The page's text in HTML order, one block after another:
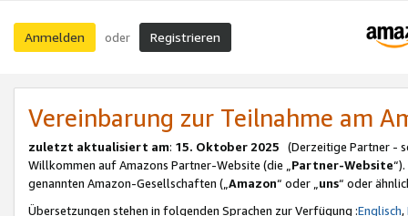
Anmelden oder Registrieren
Vereinbarung zur Teilnahme am
zuletzt aktualisiert am: 15. Oktober 2025 (Derzeitige Partner -
Willkommen auf Amazons Partner-Website (die „Partner-Website
genannten Amazon-Gesellschaften („Amazon“ oder „uns“ oder
Übersetzungen stehen in folgenden Sprachen zur Verfügung :Englisch,